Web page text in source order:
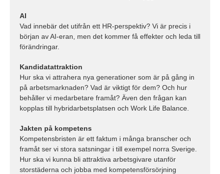
AI
Vad innebär det utifrån ett HR-perspektiv? Vi är precis i
början av AI-eran, men det kommer få effekter och leda till
förändringar.
Kandidatattraktion
Hur ska vi attrahera nya generationer som är på gång in
på arbetsmarknaden? Vad är viktigt för dem? Och hur
behåller vi medarbetare framåt? Även den frågan kan
kopplas till hybridarbetsplatsen och Work Life Balance.
Jakten på kompetens
Kompetensbristen är ett faktum i många branscher och
framåt ser vi stora satsningar i till exempel norra Sverige.
Hur ska vi kunna bli attraktiva arbetsgivare utanför
storstäderna och jobba med kompetensförsörjning